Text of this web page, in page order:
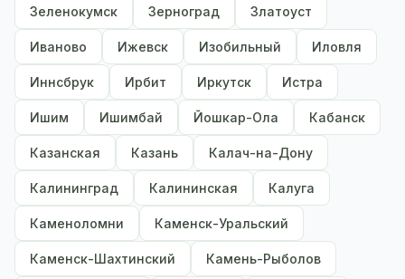
Зеленокумск Зерноград Златоуст
Иваново Ижевск Изобильный Иловля
Иннсбрук Ирбит Иркутск Истра
Ишим Ишимбай Йошкар-Ола Кабанск
Казанская Казань Калач-на-Дону
Калининград Калининская Калуга
Каменоломни Каменск-Уральский
Каменск-Шахтинский Камень-Рыболов